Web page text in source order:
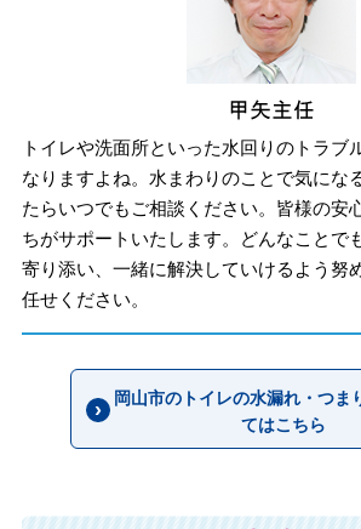
トイレや洗面所といった水回りのトラブ
なりますよね。水まわりのことで気にな
たらいつでもご相談ください。皆様の安
ちがサポートいたします。どんなことで
寄り添い、一緒に解決していけるよう努
任せください。
岡山市のトイレの水漏れ・つま
てはこちら